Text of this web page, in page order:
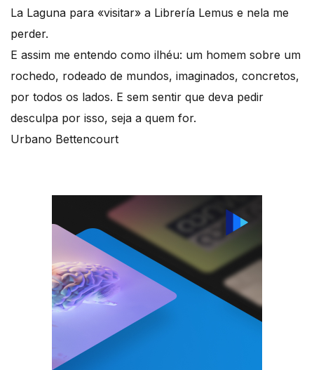
La Laguna para «visitar» a Librería Lemus e nela me
perder.
E assim me entendo como ilhéu: um homem sobre um
rochedo, rodeado de mundos, imaginados, concretos,
por todos os lados. E sem sentir que deva pedir
desculpa por isso, seja a quem for.
Urbano Bettencourt